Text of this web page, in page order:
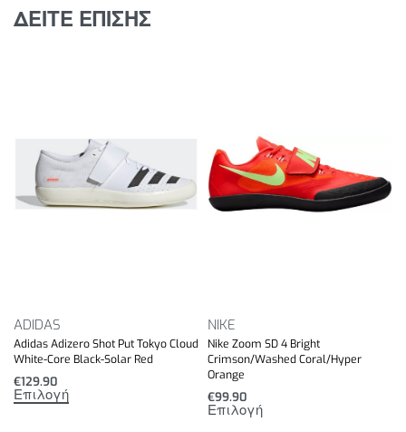
ΔΕΙΤΕ ΕΠΙΣΗΣ
ADIDAS
Adidas Adizero Shot Put Tokyo Cloud
White-Core Black-Solar Red
€129.90
Επιλογή
NIKE
Nike Zoom SD 4 Bright
Crimson/Washed Coral/Hyper
Orange
€99.90
Επιλογή